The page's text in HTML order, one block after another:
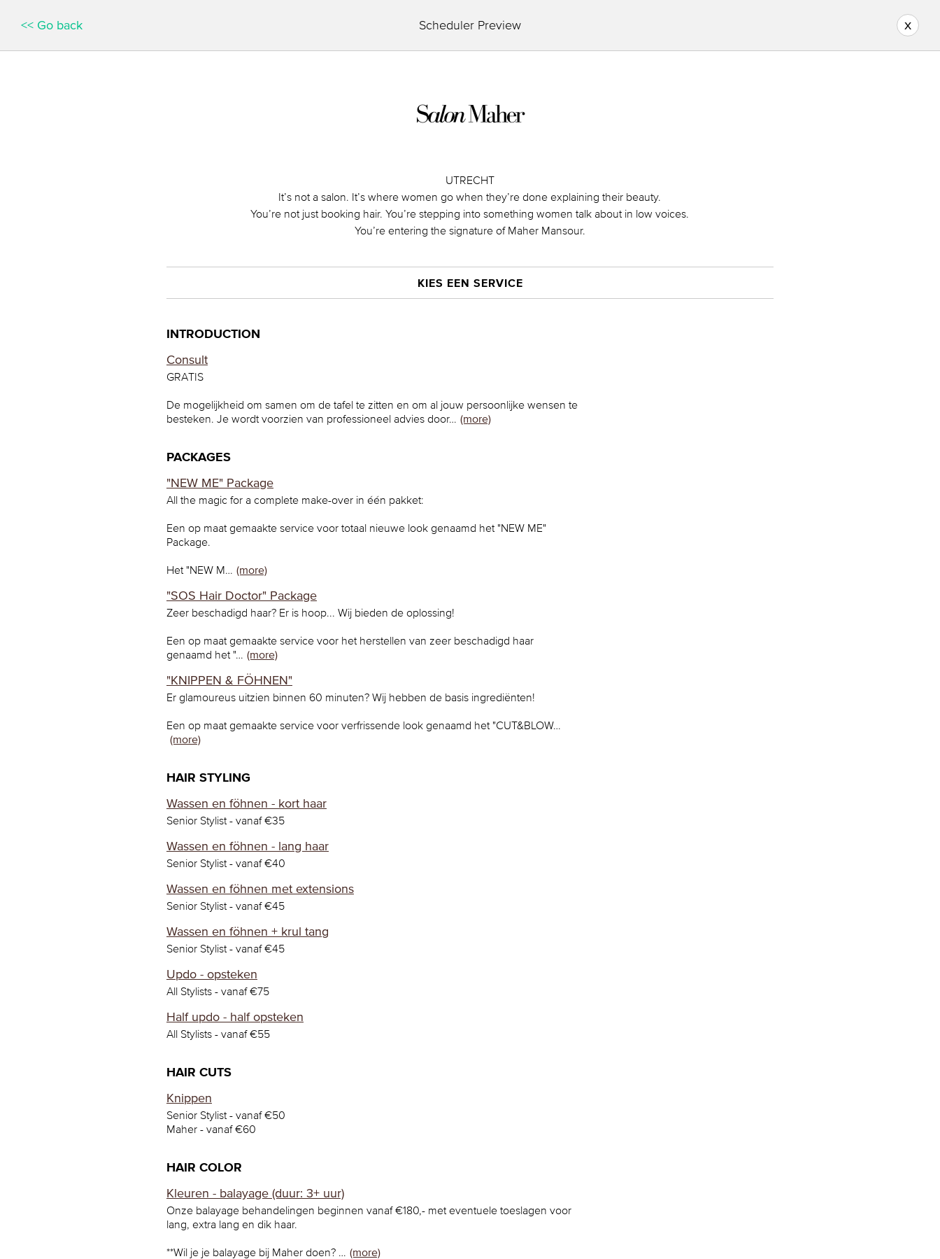
<< Go back Scheduler Preview x
UTRECHT
It’s not a salon. It’s where women go when they’re done explaining their beauty.
You’re not just booking hair. You’re stepping into something women talk about in low voices.
You’re entering the signature of Maher Mansour.
KIES EEN SERVICE
INTRODUCTION
Consult
GRATIS
De mogelijkheid om samen om de tafel te zitten en om al jouw persoonlijke wensen te
besteken. Je wordt voorzien van professioneel advies door… (more)
PACKAGES
"NEW ME" Package
All the magic for a complete make-over in één pakket:
Een op maat gemaakte service voor totaal nieuwe look genaamd het "NEW ME"
Package.
Het "NEW M… (more)
"SOS Hair Doctor" Package
Zeer beschadigd haar? Er is hoop... Wij bieden de oplossing!
Een op maat gemaakte service voor het herstellen van zeer beschadigd haar
genaamd het "… (more)
"KNIPPEN & FÖHNEN"
Er glamoureus uitzien binnen 60 minuten? Wij hebben de basis ingrediënten!
Een op maat gemaakte service voor verfrissende look genaamd het "CUT&BLOW…
(more)
HAIR STYLING
Wassen en föhnen - kort haar
Senior Stylist - vanaf €35
Wassen en föhnen - lang haar
Senior Stylist - vanaf €40
Wassen en föhnen met extensions
Senior Stylist - vanaf €45
Wassen en föhnen + krul tang
Senior Stylist - vanaf €45
Updo - opsteken
All Stylists - vanaf €75
Half updo - half opsteken
All Stylists - vanaf €55
HAIR CUTS
Knippen
Senior Stylist - vanaf €50
Maher - vanaf €60
HAIR COLOR
Kleuren - balayage (duur: 3+ uur)
Onze balayage behandelingen beginnen vanaf €180,- met eventuele toeslagen voor
lang, extra lang en dik haar.
**Wil je je balayage bij Maher doen? … (more)